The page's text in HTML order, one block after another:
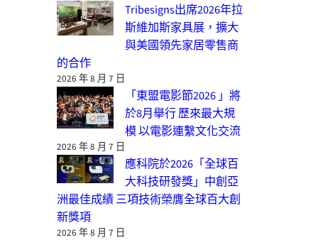
Tribesigns出席2026年拉
斯維加斯家具展，擴大
與美國領先家居零售商
的合作
2026 年 8 月 7 日
「東盟電影節2026 」將
於8月舉行 歷來最大規
模 以電影連繫文化交流
2026 年 8 月 7 日
應科院於2026「全球百
大科技研發獎」中創亞
洲最佳成績 三項技術榮膺全球百大創
新獎項
2026 年 8 月 7 日